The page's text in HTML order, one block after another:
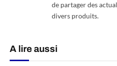
de partager des
divers produits.
A lire aussi